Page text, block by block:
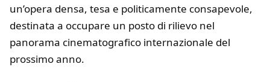
un’opera densa, tesa e politicamente consapevole,
destinata a occupare un posto di rilievo nel
panorama cinematografico internazionale del
prossimo anno.